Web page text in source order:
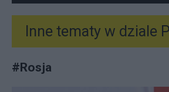
Inne tematy w dziale
#Rosja